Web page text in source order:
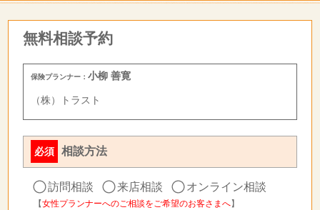
無料相談予約
保険プランナー：小柳 善寛
（株）トラスト
必須 相談方法
訪問相談 来店相談 オンライン相談
【女性プランナーへのご相談をご希望のお客さまへ】